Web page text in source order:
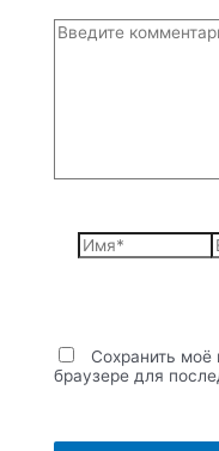
Введите
комментарий...
Имя*
Сохранить моё
браузере для